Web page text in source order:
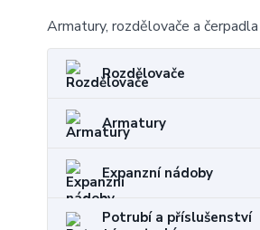
Armatury, rozdělovače a čerpadla
Rozdělovače
Armatury
Expanzní nádoby
Potrubí a příslušenství